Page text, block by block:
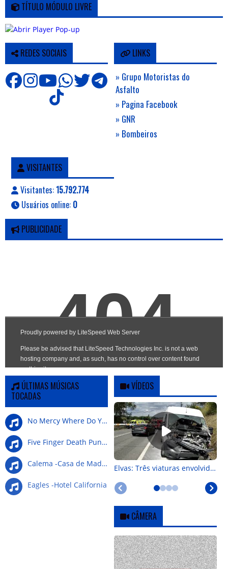
TÍTULO MÓDULO LIVRE
REDES SOCIAIS LINKS
» Grupo Motoristas do
Asfalto
» Pagina Facebook
» GNR
» Bombeiros
VISITANTES
Visitantes:15.792.774
Usuários online: 0
PUBLICIDADE
ÚLTIMAS MÚSICAS
TOCADAS
No Mercy Where Do You G
Five Finger Death Punch-Wrong Side Of Heaven
Calema -Casa de Madeira
Eagles -Hotel California
VÍDEOS
Elvas: Três viaturas envolvidas em colisão na Nacional 4
CÂMERA